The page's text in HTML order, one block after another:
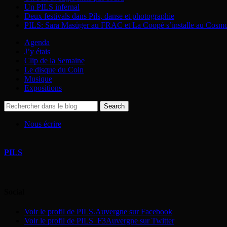
Un PILS infernal
Deux festivals dans Pils, danse et photographie
PILS: Sara Masüger au FRAC et La Coopé s’installe au
Agenda
J’y étais
Clip de la Semaine
Le disque du Coin
Musique
Expositions
Nous écrire
PILS
Voir le profil de PILS.Auvergne sur Facebook
Voir le profil de PILS_F3Auvergne sur Twitter